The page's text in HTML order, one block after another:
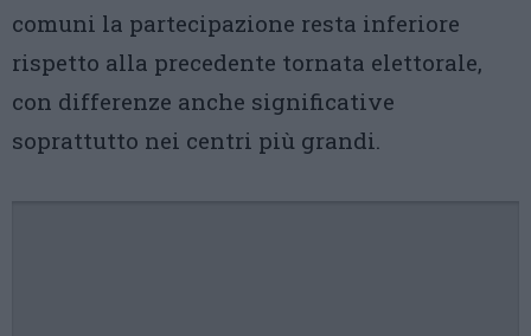
comuni la partecipazione resta inferiore
rispetto alla precedente tornata elettorale,
con differenze anche significative
soprattutto nei centri più grandi.